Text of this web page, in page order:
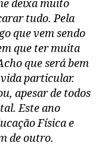
deixa muito
tudo. Pela
que vem sendo
que ter muita
que será bem
particular.
apesar de todos
Este ano
Física e
de outro.